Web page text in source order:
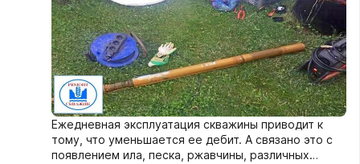
Ежедневная эксплуатация скважины приводит к
тому, что уменьшается ее дебит. А связано это с
появлением ила, песка, ржавчины, различных